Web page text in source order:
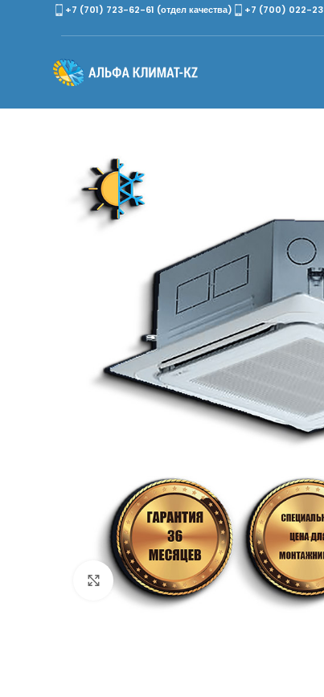
+7 (701) 723-62-61 (отдел качества) +7 (700) 022-
Нажмите, чтобы увеличить